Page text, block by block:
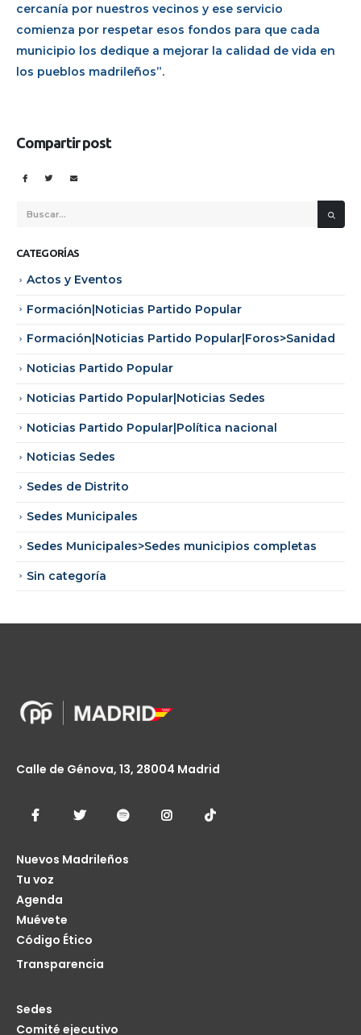
cercanía por nuestros vecinos y ese servicio
comienza por respetar esos fondos para que cada
municipio los dedique a mejorar la calidad de vida en
los pueblos madrileños”.
Compartir post
CATEGORÍAS
Actos y Eventos
Formación|Noticias Partido Popular
Formación|Noticias Partido Popular|Foros>Sanidad
Noticias Partido Popular
Noticias Partido Popular|Noticias Sedes
Noticias Partido Popular|Política nacional
Noticias Sedes
Sedes de Distrito
Sedes Municipales
Sedes Municipales>Sedes municipios completas
Sin categoría
Calle de Génova, 13, 28004 Madrid
Nuevos Madrileños
Tu voz
Agenda
Muévete
Código Ético
Transparencia
Sedes
Comité ejecutivo